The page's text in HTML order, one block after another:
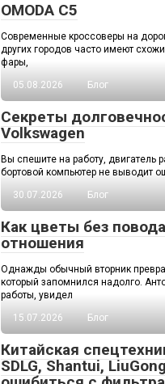
OMODA C5
Современные кроссоверы на
других городов часто имеют
фары,
05.08.2026
Блог
Секреты
Volkswagen
Вы спешите на работу, двигатель
бортовой компьютер не выводит
30.07.2026
Блог
Как цветы без
отношения
Однажды обычный вторник
который запомнился надолго.
работы, увидел
15.07.2026
Блог
Китайская
SDLG, Shantui,